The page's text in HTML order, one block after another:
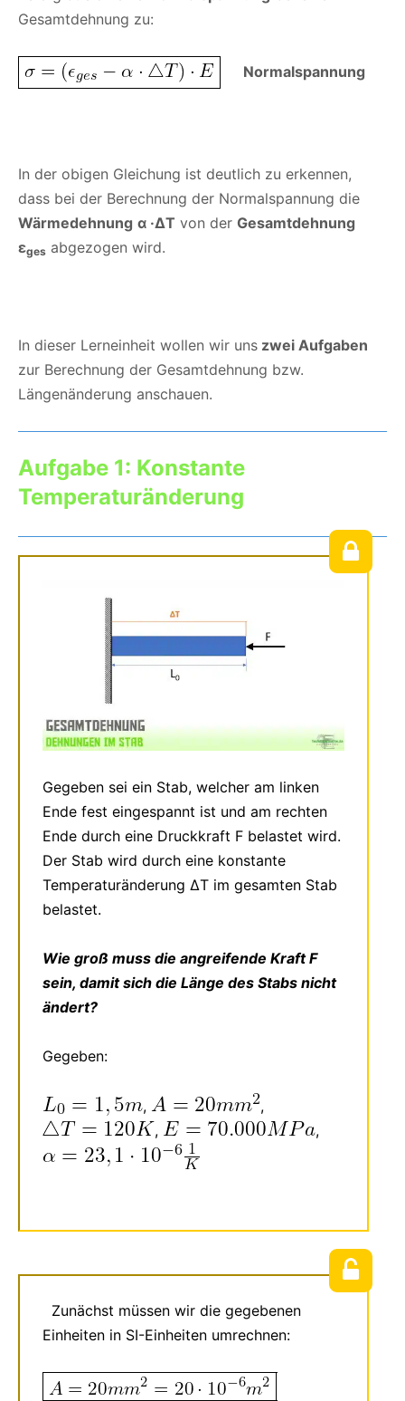
Gesamtdehnung zu:
Normalspannung
In der obigen Gleichung ist deutlich zu erkennen,
dass bei der Berechnung der Normalspannung die
Wärmedehnung α ·ΔT von der Gesamtdehnung
εges abgezogen wird.
In dieser Lerneinheit wollen wir uns zwei Aufgaben
zur Berechnung der Gesamtdehnung bzw.
Längenänderung anschauen.
Aufgabe 1: Konstante
Temperaturänderung
Gegeben sei ein Stab, welcher am linken
Ende fest eingespannt ist und am rechten
Ende durch eine Druckkraft F belastet wird.
Der Stab wird durch eine konstante
Temperaturänderung ΔT im gesamten Stab
belastet.
Wie groß muss die angreifende Kraft F
sein, damit sich die Länge des Stabs nicht
ändert?
Gegeben:
,
,
,
,
Zunächst müssen wir die gegebenen
Einheiten in SI-Einheiten umrechnen: